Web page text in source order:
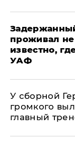
проживал не
известно,
УАФ
У сборной
громкого
главный